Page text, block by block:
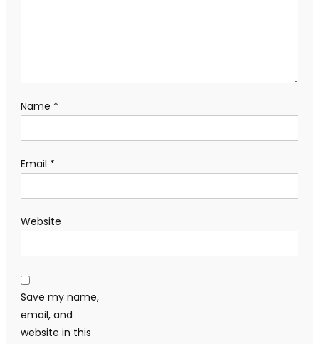
Name *
Email *
Website
Save my name,
email, and
website in this